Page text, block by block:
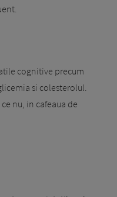
cognitive precum
si colesterolul.
nu, in cafeaua de